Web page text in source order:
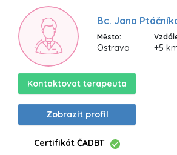
Bc. Jana
Město:
Ostrava +5
Kontaktovat terapeuta
Zobrazit profil
Certifikát ČADBT